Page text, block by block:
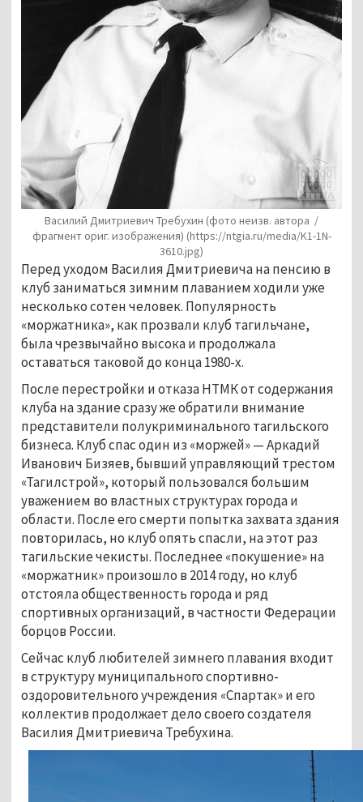
Василий Дмитриевич Требухин (фото неизв. автора /
фрагмент ориг. изображения) (https://ntgia.ru/media/K1-1N-
3610.jpg)
Перед уходом Василия Дмитриевича на пенсию в
клуб заниматься зимним плаванием ходили уже
несколько сотен человек. Популярность
«моржатника», как прозвали клуб тагильчане,
была чрезвычайно высока и продолжала
оставаться таковой до конца 1980-х.
После перестройки и отказа НТМК от содержания
клуба на здание сразу же обратили внимание
представители полукриминального тагильского
бизнеса. Клуб спас один из «моржей» — Аркадий
Иванович Бизяев, бывший управляющий трестом
«Тагилстрой», который пользовался большим
уважением во властных структурах города и
области. После его смерти попытка захвата здания
повторилась, но клуб опять спасли, на этот раз
тагильские чекисты. Последнее «покушение» на
«моржатник» произошло в 2014 году, но клуб
отстояла общественность города и ряд
спортивных организаций, в частности Федерации
борцов России.
Сейчас клуб любителей зимнего плавания входит
в структуру муниципального спортивно-
оздоровительного учреждения «Спартак» и его
коллектив продолжает дело своего создателя
Василия Дмитриевича Требухина.